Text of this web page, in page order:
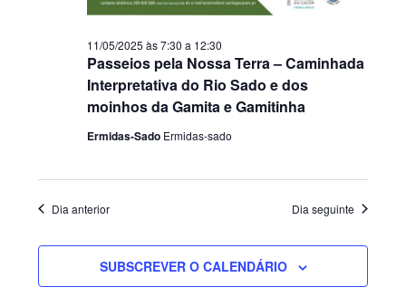
Passeios pela Nossa Terra – Caminhada
Interpretativa do Rio Sado e dos
moinhos da Gamita e Gamitinha
11/05/2025 às 7:30 a 12:30
Ermidas-Sado Ermidas-sado
Dia anterior Dia seguinte
SUBSCREVER O CALENDÁRIO